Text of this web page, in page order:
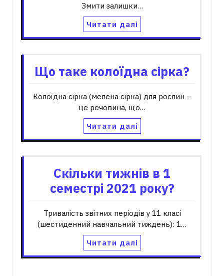
Змити залишки…
Читати далі
Що таке колоїдна сірка?
Колоїдна сірка (мелена сірка) для рослин –
це речовина, що…
Читати далі
Скільки тижнів в 1
семестрі 2021 року?
Тривалість звітних періодів у 11 класі
(шестиденний навчальний тиждень): 1…
Читати далі